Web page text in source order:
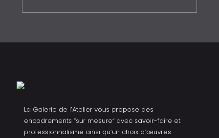
La Galerie de l’Atelier vous propose des
encadrements “sur mesure” avec savoir-faire et
professionnalisme ainsi qu’un choix d’œuvres